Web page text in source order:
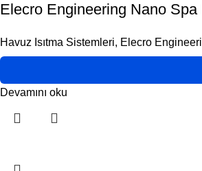
Elecro Engineering Nano Spa
Havuz Isıtma Sistemleri, Elecro
Devamını oku